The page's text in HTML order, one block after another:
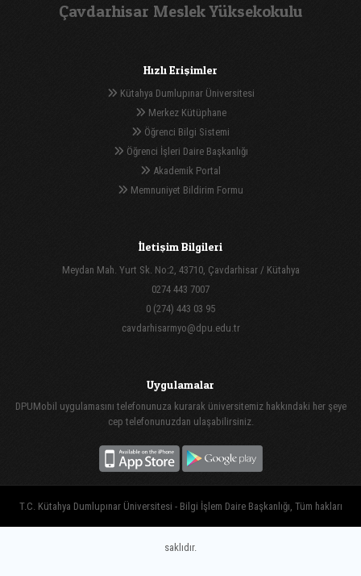
Çavdarhisar Meslek Yüksekokulu
Hızlı Erişimler
Kütahya Dumlupınar Üniversitesi
Merkez Kütüphane
Öğrenci Bilgi Sistemi
Öğrenci İşleri Daire Başkanlığı
Akademik Portal
Memnuniyet Bildirim Formu
İletişim Bilgileri
Meydan Mah. Yurt Sk. No:2, 43710, Çavdarhisar / Kütahya
0274 443 7007
0 (274) 443 03 95
cavdarhisarmyo@dpu.edu.tr
Uygulamalar
DPUMobil uygulamasını telefonunuza kurarak üniversitemiz hakkındaki her şeye
cep telefonunuzdan ulaşabilirsiniz.
T.C. Kütahya Dumlupınar Üniversitesi - Bilgi İşlem Daire Başkanlığı, Tüm hakları
saklıdır.